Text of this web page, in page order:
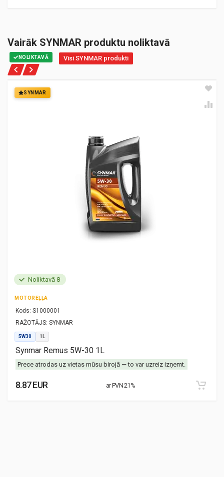
Vairāk SYNMAR produktu noliktavā
NOLIKTAVĀ Visi SYNMAR produkti
SYNMAR
Noliktavā 8
MOTOREĻĻA
Kods: S1000001
RAŽOTĀJS: SYNMAR
5W30 1L
Synmar Remus 5W-30 1L
Prece atrodas uz vietas mūsu birojā — to var uzreiz izņemt.
8.87 EUR ar PVN 21%